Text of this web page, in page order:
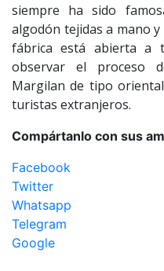
siempre ha sido
algodón tejidas a mano
fábrica está abierta a
observar el proceso
Margilan de tipo
turistas extranjeros.
Compártanlo con sus
Facebook
Twitter
Whatsapp
Telegram
Google